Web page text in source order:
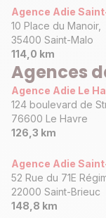
Agence Adie
10 Place du Manoir,
35400 Saint-Malo
114,0 km
Agences
Agence Adie Le
124 boulevard de
76600 Le Havre
126,3 km
Agence Adie
52 Rue du 71E
22000 Saint-Brieuc
148,8 km